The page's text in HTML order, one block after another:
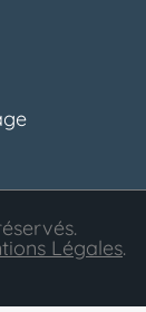
Légales.